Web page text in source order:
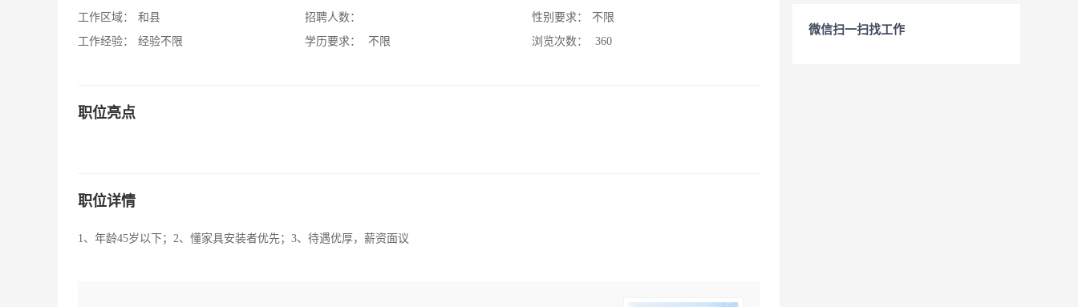
工作区域：
和县
工作经验：
经验不限
招聘人数：
学历要求：
不限
性别要求：
不限
浏览次数：
360
职位亮点
职位详情
1、年龄45岁以下；2、懂家具安装者优先；3、待遇优厚，薪资面议
微信扫一扫找工作